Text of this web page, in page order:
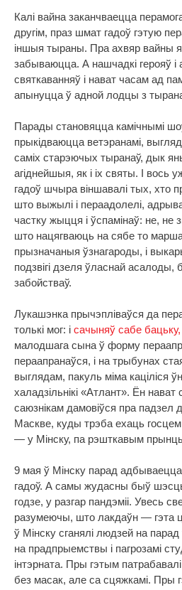
Калі вайна заканчваецца
другім, праз шмат гадоў гэтую
іншыя тыраны. Пра ахвяр вайны
забываюцца. А нашчадкі герояў
святкаванняў і нават часам ад
апынуцца ў адной лодцы з
Парады становяцца камічнымі
прыкідваюцца ветэранамі,
саміх старэючых тыранаў, дык
агіднейшыя, як і іх святы. І вось
гадоў шчыра віншавалі тых, хто
што выжылі і пераадолелі,
частку жыцця і ўспамінаў: не, не
што нацягваюць на сябе то
прызначаныя ўзнагароды, і
подзвігі дзеля ўласнай асалоды,
забойстваў.
Лукашэнка прычэпліваўся да
толькі мог: і сачыняў сабе бацьку,
малодшага сына ў форму
пераапранаўся, і на трыбунах
выглядам, пакуль міма каціліся
халадзільнікі «Атлант». Ён нават
саюзнікам дамовіўся пра падзел
Маскве, куды трэба ехаць госцем
— у Мінску, па рэшткавым
9 мая ў Мінску парад адбываецца
гадоў. А самы жудасны быў
годзе, у разгар пандэміі. Увесь
разумеючы, што лакдаўн — гэта
ў Мінску сганялі людзей на
на прадпрыемствы і пагрозамі
інтэрната. Пры гэтым
без масак, але са сцяжкамі. Пры